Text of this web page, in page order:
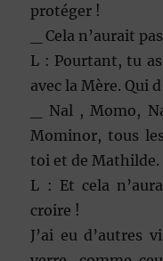
protéger !
_ Cela n’aurait
L : Pourtant, tu
avec la Mère. Qui
_ Nal , Momo,
Mominor, tous
toi et de Mathilde.
L : Et cela
croire !
J’ai eu d’autres